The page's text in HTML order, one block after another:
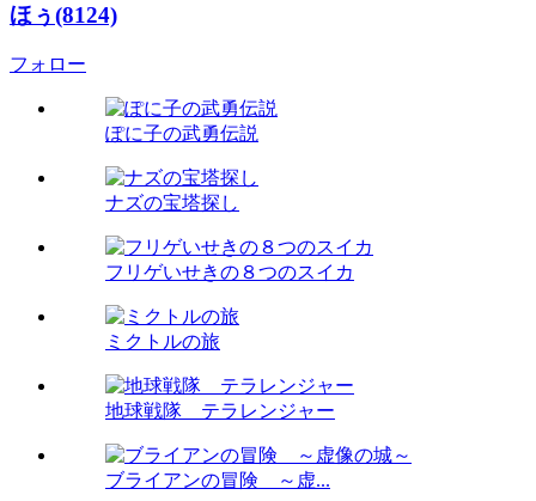
ほぅ(8124)
フォロー
ぽに子の武勇伝説
ナズの宝塔探し
フリゲいせきの８つのスイカ
ミクトルの旅
地球戦隊 テラレンジャー
ブライアンの冒険 ～虚...